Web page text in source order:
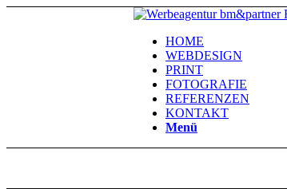
HOME
WEBDESIGN
PRINT
FOTOGRAFIE
REFERENZEN
KONTAKT
Menü